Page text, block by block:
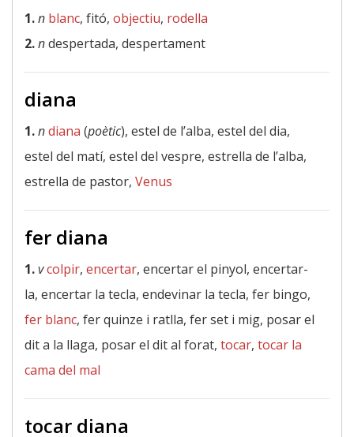
1.n blanc, fitó, objectiu, rodella
2.ndespertada, despertament
diana
1.ndiana (poètic), estel de l’alba, estel del dia,
estel del matí, estel del vespre, estrella de l’alba,
estrella de pastor, Venus
fer diana
1.vcolpir, encertar, encertar el pinyol, encertar-
la, encertar la tecla, endevinar la tecla, fer bingo,
fer blanc, fer quinze i ratlla, fer set i mig, posar el
dit a la llaga, posar el dit al forat, tocar, tocar la
cama del mal
tocar diana